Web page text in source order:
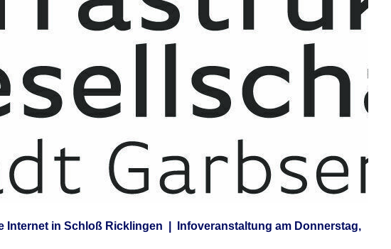
Internet in Schloß Ricklingen | Infoveranstaltung am Donnerstag,